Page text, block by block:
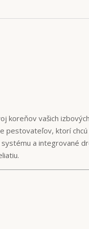
koreňov vašich
pestovateľov, ktorí
a integrované